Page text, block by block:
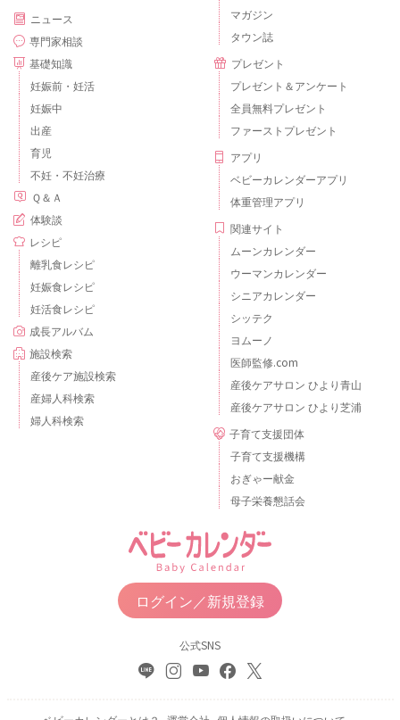
ニュース
専門家相談
基礎知識
妊娠前・妊活
妊娠中
出産
育児
不妊・不妊治療
Ｑ＆Ａ
体験談
レシピ
離乳食レシピ
妊娠食レシピ
妊活食レシピ
成長アルバム
施設検索
産後ケア施設検索
産婦人科検索
婦人科検索
マガジン
タウン誌
プレゼント
プレゼント＆アンケート
全員無料プレゼント
ファーストプレゼント
アプリ
ベビーカレンダーアプリ
体重管理アプリ
関連サイト
ムーンカレンダー
ウーマンカレンダー
シニアカレンダー
シッテク
ヨムーノ
医師監修.com
産後ケアサロン ひより青山
産後ケアサロン ひより芝浦
子育て支援団体
子育て支援機構
おぎゃー献金
母子栄養懇話会
ログイン／新規登録
公式SNS